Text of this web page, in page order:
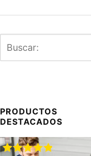
PRODUCTOS
DESTACADOS